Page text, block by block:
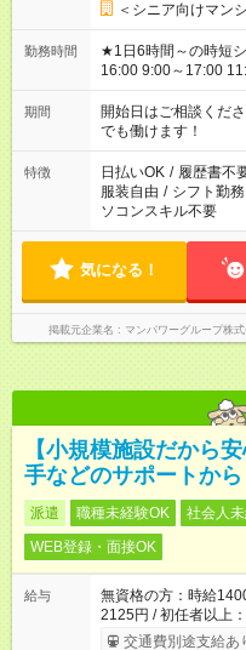
＜シニア向けマン
勤務時間
★1日6時間～の時短シフトOK ★スタート時間
16:00 9:00～17:00 11:00～
場合、他のお仕事と
ん ※法令に基づき、
となります ※労働者
短時間・短期間の就
期間
開始日はご相談く
でも働けます！
特徴 日払いOK / 履歴書不
服装自由 / シフト勤務
ソコンスキル不要
気になる！
掲載元企業名 マンパワーグループ株
【小規模施設だから
手などのサポートから
派遣 職種未経験OK 社会人
WEB登録・面接OK
給与
無資格の方：時給
2125円 / 初任者以上
交通費別途支給あ